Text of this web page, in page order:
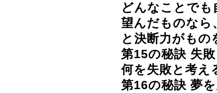
どんなことで
望んだものなら
と決断力がもの
第15の秘訣 失
何を失敗と考え
第16の秘訣 夢